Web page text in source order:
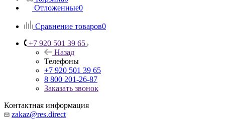
Отложенные0
Сравнение товаров0
+7 920 501 39 65
Назад
Телефоны
+7 920 501 39 65
8 800 201-26-87
Заказать звонок
Контактная информация
zakaz@res.direct